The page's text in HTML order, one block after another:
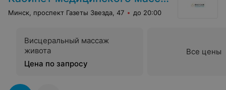
Минск, проспект Газеты Звезда, 47 до 20:00
Висцеральный массаж
живота
Цена по запросу
Все цены